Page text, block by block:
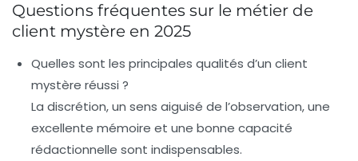
Questions fréquentes sur le métier de
client mystère en 2025
Quelles sont les principales qualités d’un client
mystère réussi ?
La discrétion, un sens aiguisé de l’observation, une
excellente mémoire et une bonne capacité
rédactionnelle sont indispensables.